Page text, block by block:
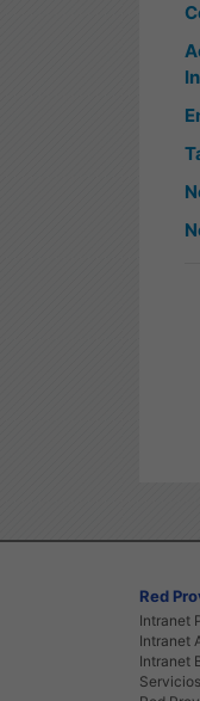
Red
Intranet
Intranet
Intranet